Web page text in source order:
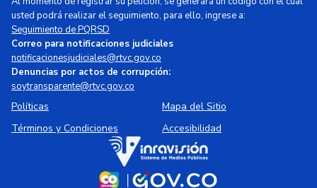
usted podrá realizar el seguimiento, para ello, ingrese a:
Seguimiento de PQRSD
Correo para notificaciones judiciales
notificacionesjudiciales@rtvc.gov.co
Denuncias por actos de corrupción:
soytransparente@rtvc.gov.co
Políticas
Mapa del Sitio
Términos y Condiciones
Accesibilidad